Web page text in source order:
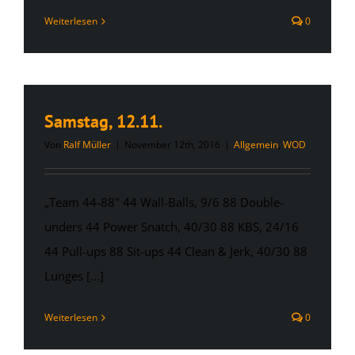
Weiterlesen 0
Samstag, 12.11.
Von Ralf Müller | November 12th, 2016 | Allgemein, WOD
„Team 44-88" 44 Wall-Balls, 9/6 88 Double-
unders 44 Power Snatch, 40/30 88 KBS, 24/16
44 Pull-ups 88 Sit-ups 44 Clean & Jerk, 40/30 88
Lunges [...]
Weiterlesen 0